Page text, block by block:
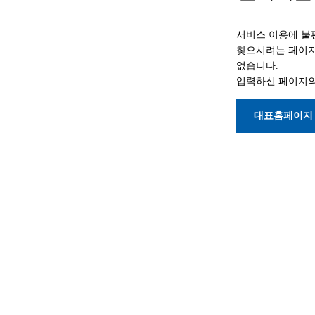
서비스 이용에 불
찾으시려는 페이
없습니다.
입력하신 페이지
대표홈페이